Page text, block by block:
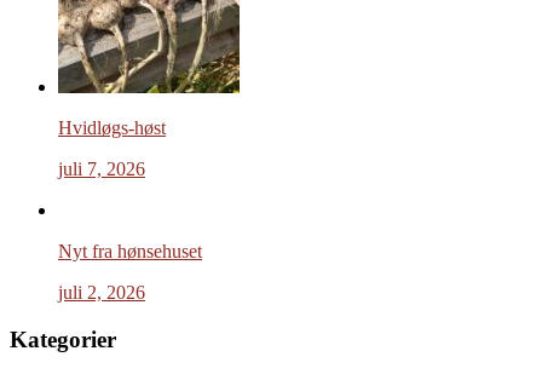
Hvidløgs-høst
juli 7, 2026
Nyt fra hønsehuset
juli 2, 2026
Kategorier